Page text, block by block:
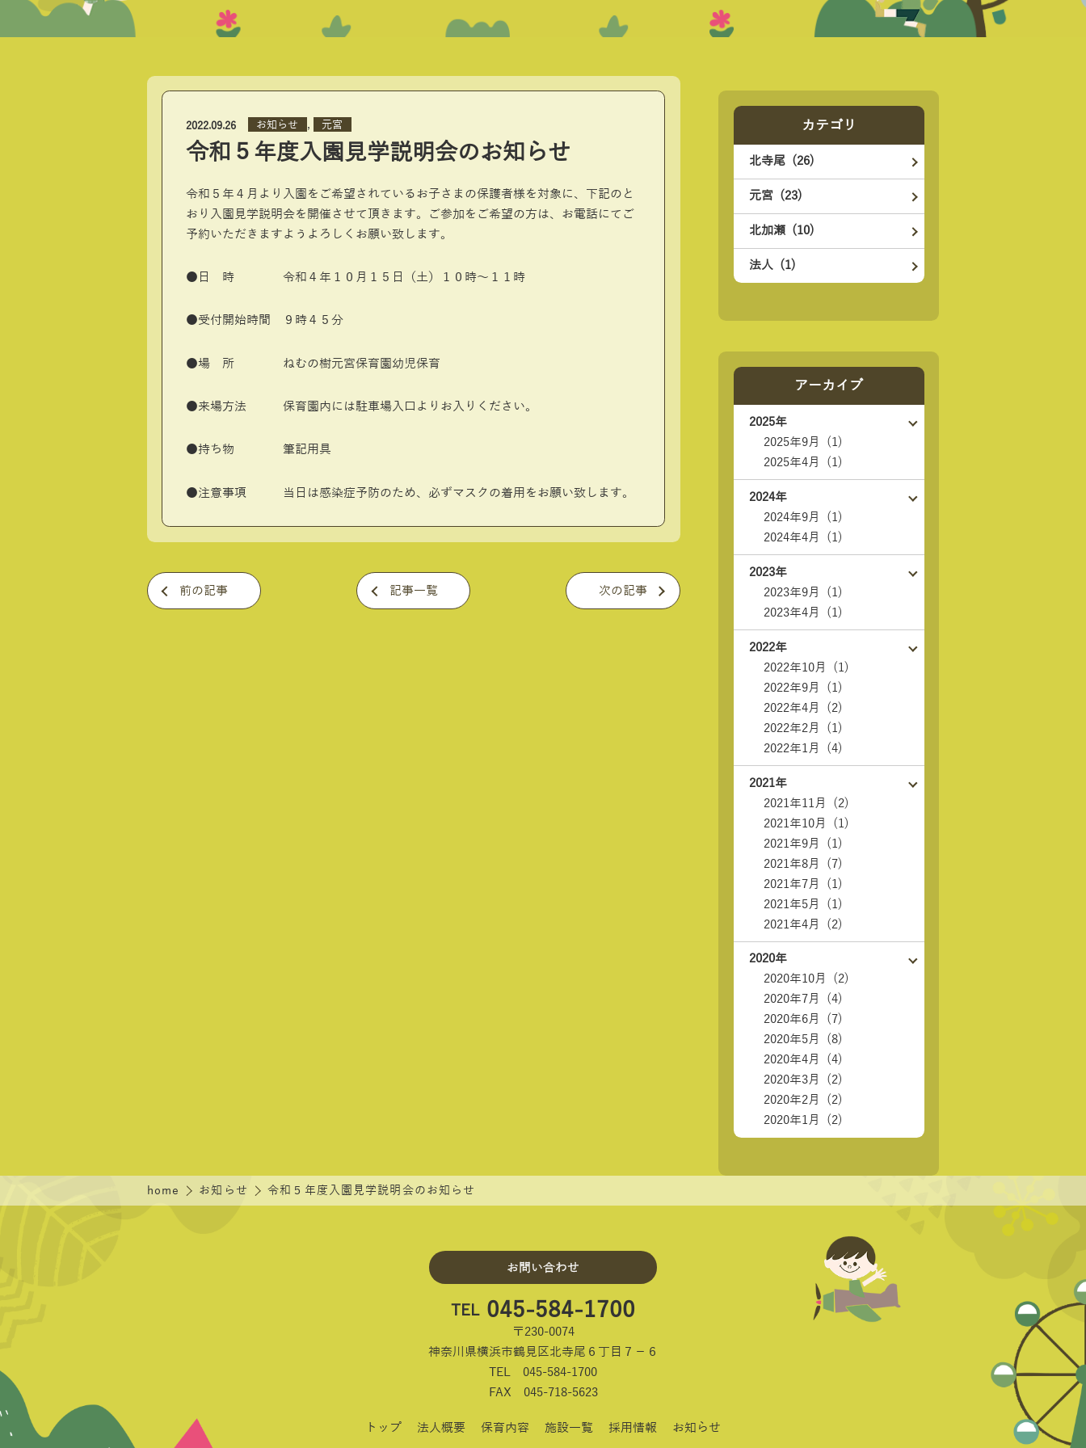
2022.09.26 お知らせ , 元宮
令和５年度入園見学説明会のお知らせ
令和５年４月より入園をご希望されているお子さまの保護者様を対象に、下記のと
おり入園見学説明会を開催させて頂きます。ご参加をご希望の方は、お電話にてご
予約いただきますようよろしくお願い致します。
●日 時 令和４年１０月１５日（土）１０時～１１時
●受付開始時間 ９時４５分
●場 所 ねむの樹元宮保育園幼児保育
●来場方法 保育園内には駐車場入口よりお入りください。
●持ち物 筆記用具
●注意事項 当日は感染症予防のため、必ずマスクの着用をお願い致します。
前の記事 記事一覧 次の記事
カテゴリ
北寺尾 (26)
元宮 (23)
北加瀬 (10)
法人 (1)
アーカイブ
2025年
2025年9月 (1)
2025年4月 (1)
2024年
2024年9月 (1)
2024年4月 (1)
2023年
2023年9月 (1)
2023年4月 (1)
2022年
2022年10月 (1)
2022年9月 (1)
2022年4月 (2)
2022年2月 (1)
2022年1月 (4)
2021年
2021年11月 (2)
2021年10月 (1)
2021年9月 (1)
2021年8月 (7)
2021年7月 (1)
2021年5月 (1)
2021年4月 (2)
2020年
2020年10月 (2)
2020年7月 (4)
2020年6月 (7)
2020年5月 (8)
2020年4月 (4)
2020年3月 (2)
2020年2月 (2)
2020年1月 (2)
home お知らせ 令和５年度入園見学説明会のお知らせ
お問い合わせ
TEL 045-584-1700
〒230-0074
神奈川県横浜市鶴見区北寺尾６丁目７－６
TEL 045-584-1700
FAX 045-718-5623
トップ 法人概要 保育内容 施設一覧 採用情報 お知らせ